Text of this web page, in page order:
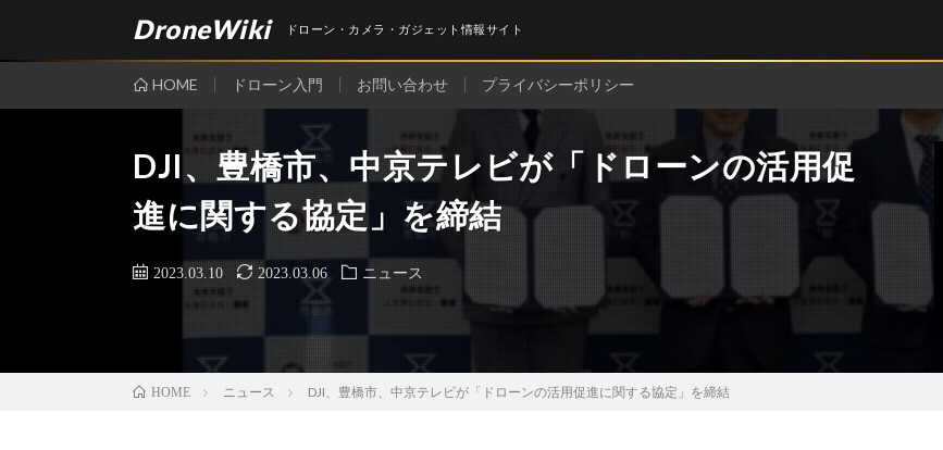
DroneWiki ドローン・カメラ・ガジェット情報サイト
HOME ドローン入門 お問い合わせ プライバシーポリシー
DJI、豊橋市、中京テレビが「ドローンの活用促
進に関する協定」を締結
2023.03.10 2023.03.06 ニュース
HOME ニュース DJI、豊橋市、中京テレビが「ドローンの活用促進に関する協定」を締結